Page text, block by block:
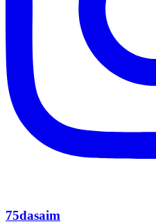
75dasaim